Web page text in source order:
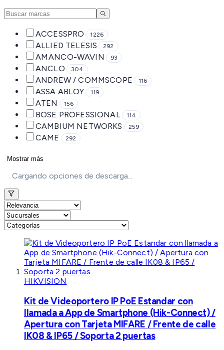
ACCESSPRO 1226
ALLIED TELESIS 292
AMANCO-WAVIN 93
ANCLO 304
ANDREW / COMMSCOPE 116
ASSA ABLOY 119
ATEN 156
BOSE PROFESSIONAL 114
CAMBIUM NETWORKS 259
CAME 292
Mostrar más
Cargando opciones de descarga...
HIKVISION
Kit de Videoportero IP PoE Estandar con
llamada a App de Smartphone (Hik-Connect) /
Apertura con Tarjeta MIFARE / Frente de calle
IK08 & IP65 / Soporta 2 puertas